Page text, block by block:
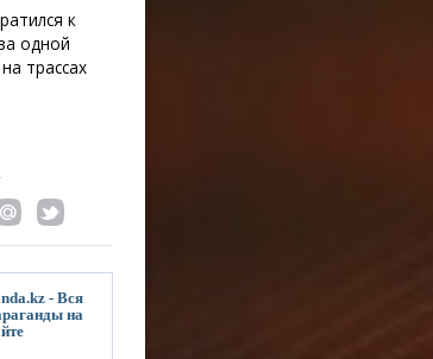
к
одной
трассах
- Вся
на